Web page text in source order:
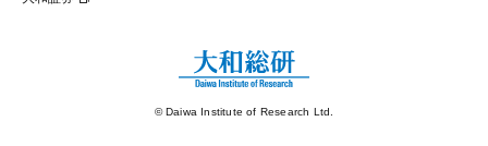
コラム
大和インデックス・統計情報
© Daiwa Institute of Research Ltd.